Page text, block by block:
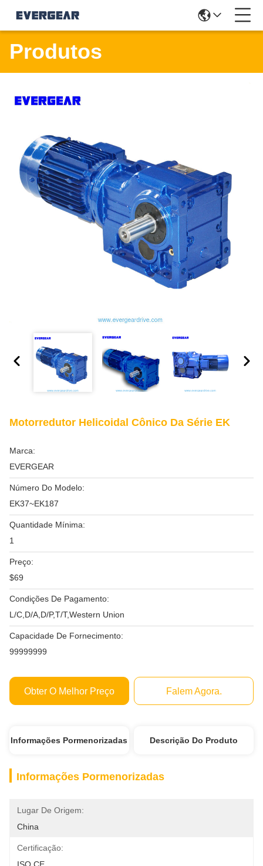
Produtos
Motorredutor Helicoidal Cônico Da Série EK
Marca:
EVERGEAR
Número Do Modelo:
EK37~EK187
Quantidade Mínima:
1
Preço:
$69
Condições De Pagamento:
L/C,D/A,D/P,T/T,Western Union
Capacidade De Fornecimento:
99999999
Obter O Melhor Preço Falem Agora.
Informações Pormenorizadas Descrição Do Produto
Informações Pormenorizadas
Lugar De Origem:
China
Certificação: